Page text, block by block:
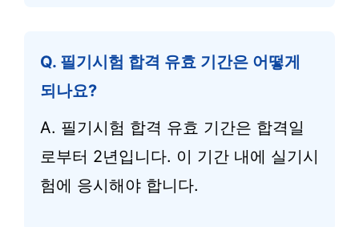
Q. 필기시험 합격 유효 기간은 어떻게
되나요?
A. 필기시험 합격 유효 기간은 합격일
로부터 2년입니다. 이 기간 내에 실기시
험에 응시해야 합니다.